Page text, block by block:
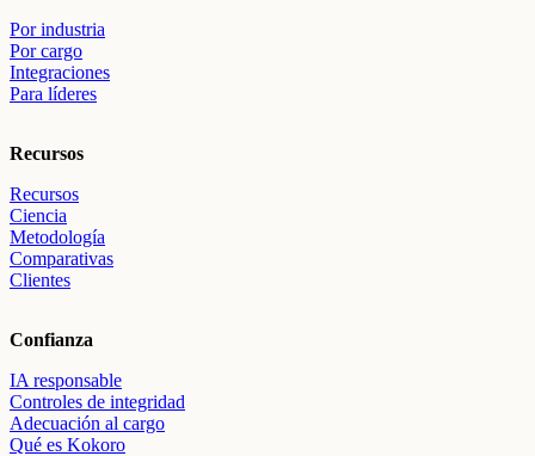
Por industria
Por cargo
Integraciones
Para líderes
Recursos
Recursos
Ciencia
Metodología
Comparativas
Clientes
Confianza
IA responsable
Controles de integridad
Adecuación al cargo
Qué es Kokoro